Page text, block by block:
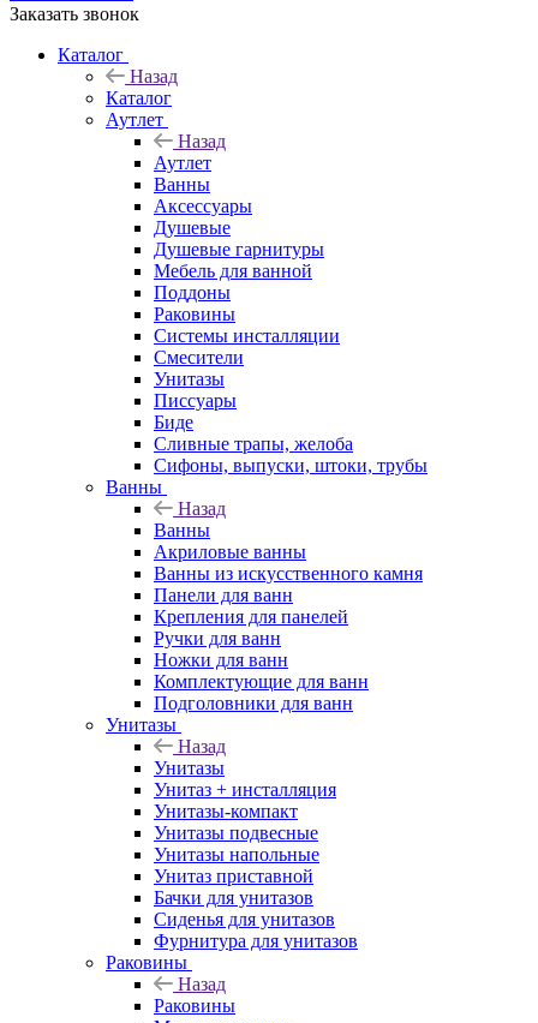
Заказать звонок
Каталог
Назад
Каталог
Аутлет
Назад
Аутлет
Ванны
Аксессуары
Душевые
Душевые гарнитуры
Мебель для ванной
Поддоны
Раковины
Системы инсталляции
Смесители
Унитазы
Писсуары
Биде
Сливные трапы, желоба
Сифоны, выпуски, штоки, трубы
Ванны
Назад
Ванны
Акриловые ванны
Ванны из искусственного камня
Панели для ванн
Крепления для панелей
Ручки для ванн
Ножки для ванн
Комплектующие для ванн
Подголовники для ванн
Унитазы
Назад
Унитазы
Унитаз + инсталляция
Унитазы-компакт
Унитазы подвесные
Унитазы напольные
Унитаз приставной
Бачки для унитазов
Сиденья для унитазов
Фурнитура для унитазов
Раковины
Назад
Раковины